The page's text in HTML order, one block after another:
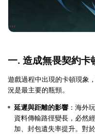
一. 造成無畏契約卡
遊戲過程中出現的卡頓現象
況是最主要的瓶頸。
延遲與距離的影響 ：海外
資料傳輸路徑變長，必然
加、封包遺失率提升。對